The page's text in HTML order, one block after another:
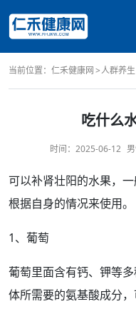
当前位置： 仁禾健康网 人群养生
吃什么
时间： 2025-06-12
可以补肾壮阳的水果，
根据自身的情况来使用。
1、葡萄
葡萄里面含有钙、钾等
体所需要的氨基酸成分